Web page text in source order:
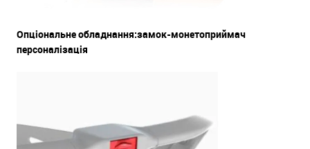
Опціональне обладнання:замок-монетоприймач
персоналізація